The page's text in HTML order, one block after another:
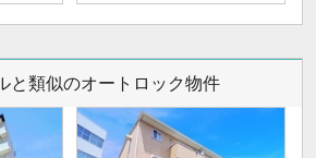
と類似のオートロック物件